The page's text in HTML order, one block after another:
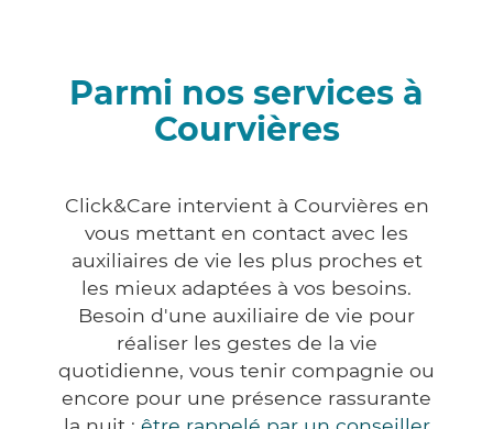
Parmi nos services à
Courvières
Click&Care intervient à Courvières en
vous mettant en contact avec les
auxiliaires de vie les plus proches et
les mieux adaptées à vos besoins.
Besoin d'une auxiliaire de vie pour
réaliser les gestes de la vie
quotidienne, vous tenir compagnie ou
encore pour une présence rassurante